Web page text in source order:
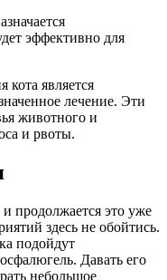
эффективно для
является
лечение. Эти
животного и
и рвоты.
продолжается это уже
здесь не обойтись.
подойдут
Давать его
небольшое